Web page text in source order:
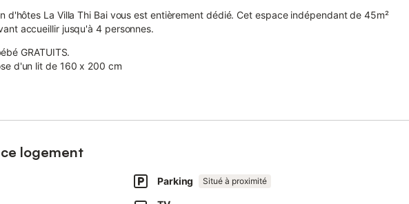
d'hôtes La Villa Thi Bai vous est entièrement dédié. Cet espace indépendant de 45m²
accueillir jusqu'à 4 personnes.
GRATUITS.
d'un lit de 160 x 200 cm
de courtoisie avec bouilloire, café, thé et infusions, vous invite à la détente après une
de produits bio et/ou locaux vous seront servis dans la grande et lumineuse cuisine (25m2)
logement
Parking Situé à proximité